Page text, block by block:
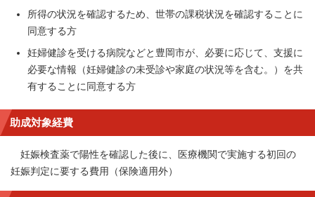
所得の状況を確認するため、世帯の課税状況を確認することに
同意する方
妊婦健診を受ける病院などと豊岡市が、必要に応じて、支援に
必要な情報（妊婦健診の未受診や家庭の状況等を含む。）を共
有することに同意する方
助成対象経費
妊娠検査薬で陽性を確認した後に、医療機関で実施する初回の
妊娠判定に要する費用（保険適用外）